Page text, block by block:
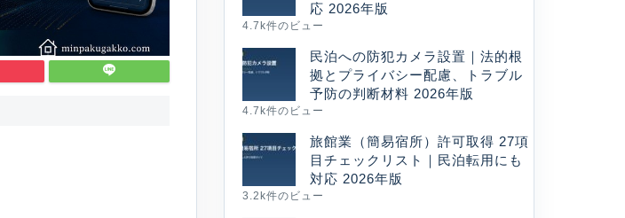
応 2026年版
4.7k件のビュー
民泊への防犯カメラ設置｜法的根
拠とプライバシー配慮、トラブル
予防の判断材料 2026年版
4.7k件のビュー
旅館業（簡易宿所）許可取得 27項
目チェックリスト｜民泊転用にも
対応 2026年版
3.2k件のビュー